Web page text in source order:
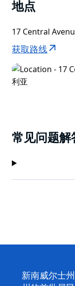
地点
17 Central
获取路线
常见问题解
新南威尔士